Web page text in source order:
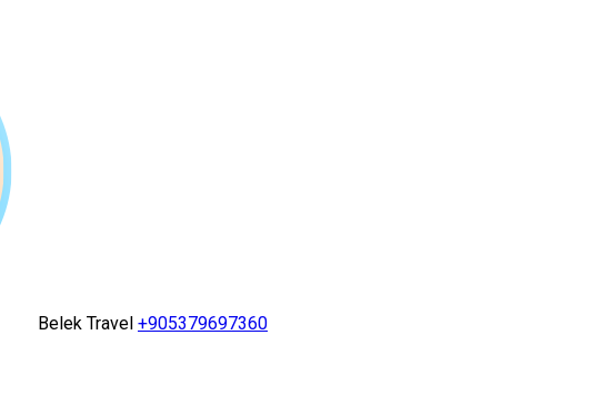
Belek Travel +905379697360